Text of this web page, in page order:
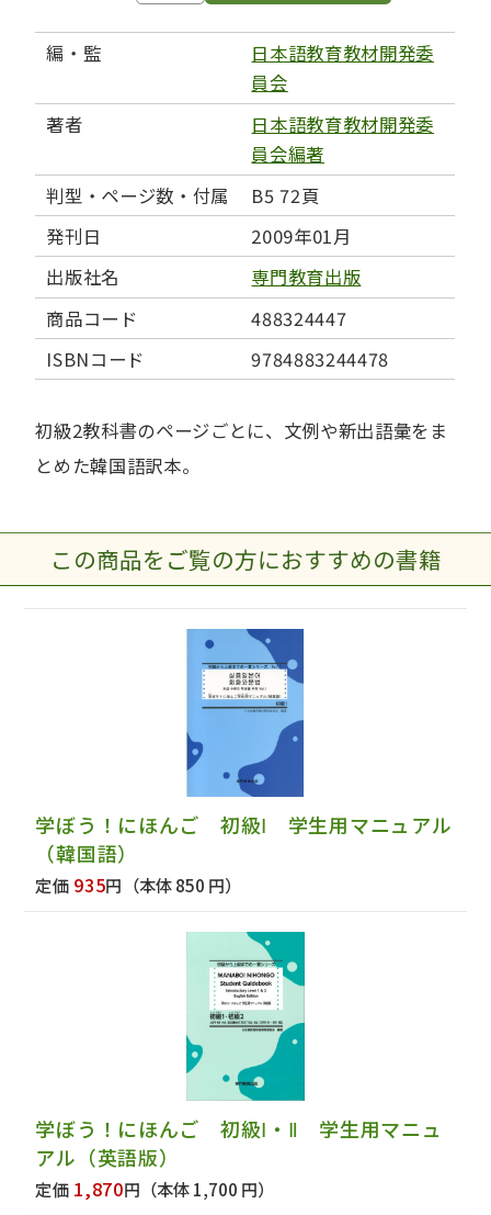
編・監
日本語教育教材開発委
員会
著者
日本語教育教材開発委
員会編著
判型・ページ数・付属
B5 72頁
発刊日
2009年01月
出版社名
専門教育出版
商品コード
488324447
ISBNコード
9784883244478
初級2教科書のページごとに、文例や新出語彙をま
とめた韓国語訳本。
この商品をご覧の方におすすめの書籍
学ぼう！にほんご 初級Ⅰ 学生用マニュアル
（韓国語）
定価 935円 （本体 850 円）
学ぼう！にほんご 初級Ⅰ・Ⅱ 学生用マニュ
アル（英語版）
定価 1,870円 （本体 1,700 円）